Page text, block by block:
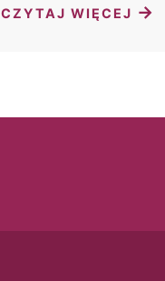
CZYTAJ WIĘCEJ →